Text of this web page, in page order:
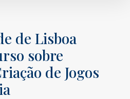
de Lisboa
sobre
de Jogos